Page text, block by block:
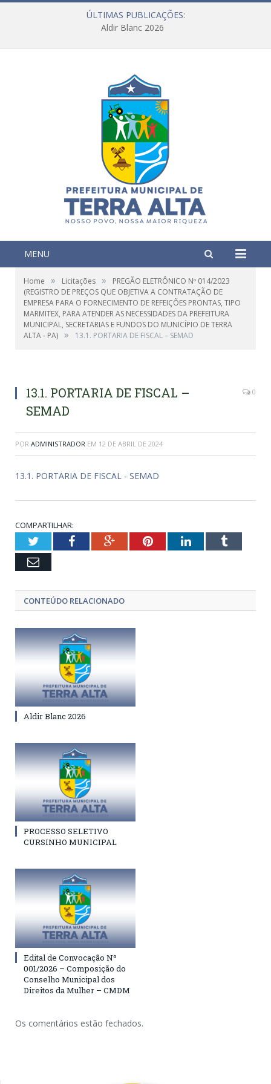
ÚLTIMAS PUBLICAÇÕES:
Aldir Blanc 2026
MENU
Home » Licitações »
PREGÃO ELETRÔNICO Nº 014/2023
(REGISTRO DE PREÇOS QUE OBJETIVA A CONTRATAÇÃO DE
EMPRESA PARA O FORNECIMENTO DE REFEIÇÕES PRONTAS, TIPO
MARMITEX, PARA ATENDER AS NECESSIDADES DA PREFEITURA
MUNICIPAL, SECRETARIAS E FUNDOS DO MUNICÍPIO DE TERRA
ALTA - PA) » 13.1. PORTARIA DE FISCAL – SEMAD
13.1. PORTARIA DE FISCAL –
SEMAD
0
POR ADMINISTRADOR EM 12 DE ABRIL DE 2024
13.1. PORTARIA DE FISCAL - SEMAD
COMPARTILHAR:
TwitterFacebookGoogle+PinterestLinkedInTumblr
Email
CONTEÚDO RELACIONADO
Aldir Blanc 2026
PROCESSO SELETIVO
CURSINHO MUNICIPAL
Edital de Convocação Nº
001/2026 – Composição do
Conselho Municipal dos
Direitos da Mulher – CMDM
Os comentários estão fechados.